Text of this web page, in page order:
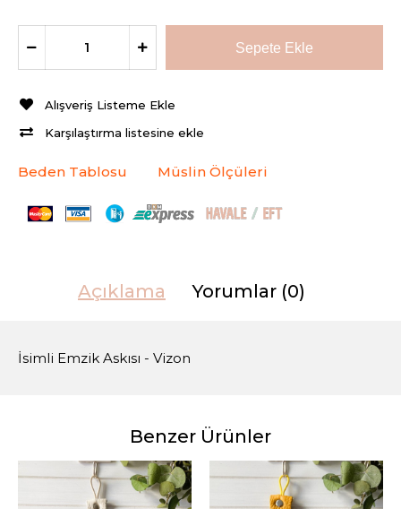
Alışveriş Listeme Ekle
Karşılaştırma listesine ekle
Beden Tablosu Müslin Ölçüleri
Açıklama Yorumlar (0)
İsimli Emzik Askısı - Vizon
Benzer Ürünler